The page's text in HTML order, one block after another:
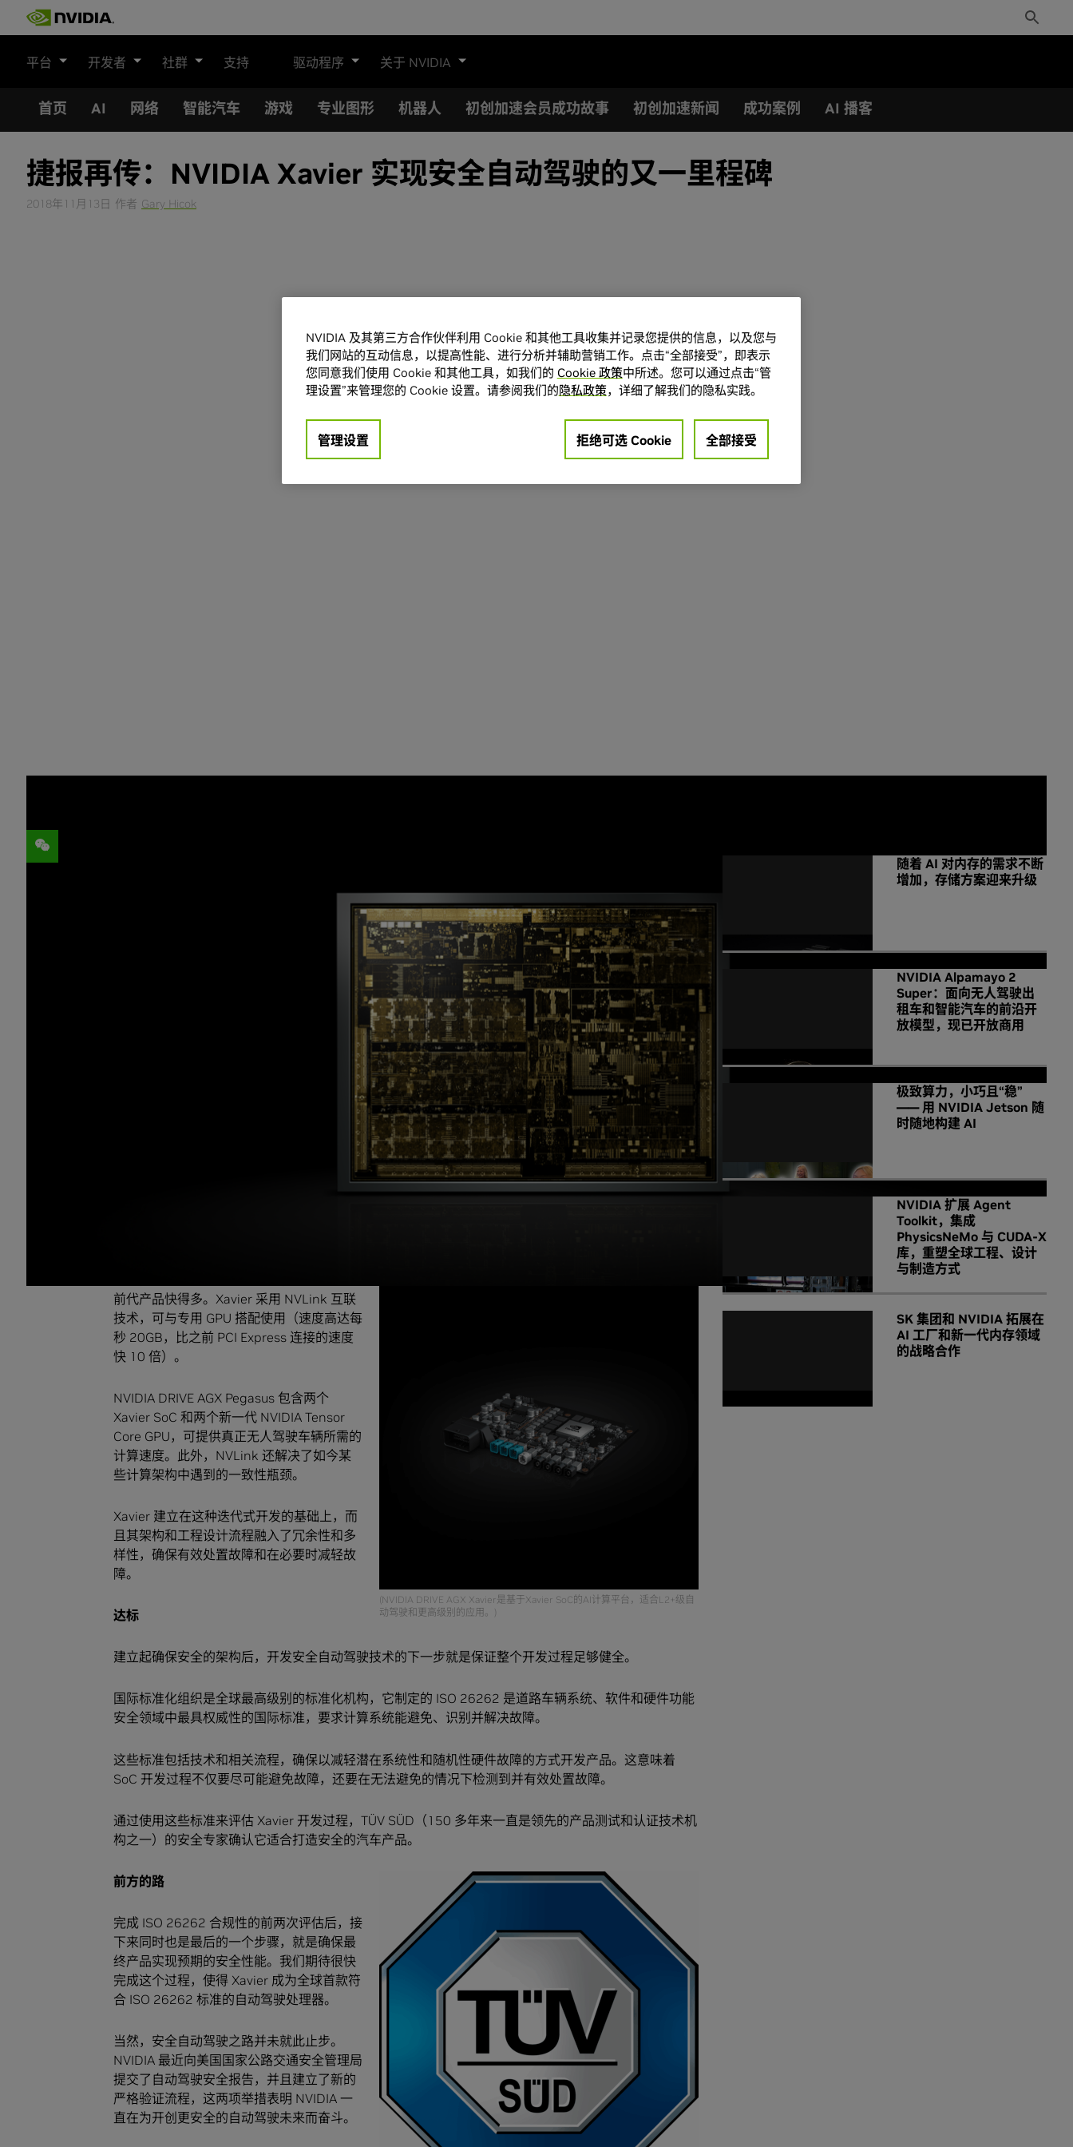
Toggle
Search
平台 开发者 社群 支持 驱动程序 关于 NVIDIA
首页 AI 网络 智能汽车 游戏 专业图形 机器人 初创加速会员成功故事 初创加速新闻 成功案例 AI 播客
捷报再传：NVIDIA Xavier 实现安全自动驾驶的又一里程碑
2018年11月13日 作者 Gary Hicok
正因如此，德国 TÜV SÜD 机构的全球安全专家对全球首款自动驾驶处理器 NVIDIA Xavier 系统级芯片
(SoC) 的开发过程进行了仔细评估，并批准可以使用它来打造安全的产品。
完成这一步后，只需再通过一次审批，Xavier 就能成为符合国际安全标准的超复杂 SoC。
NVIDIA 将 Xavier 的评估过程划分为三个步骤。4 月，TÜV SÜD 确认该处理器的安全架构适用于安全场
景。如今宣布的消息则表示已完成对 Xavier 开发过程的评估。
而最后一步，即评估 Xavier 的实施，很快就会开始。
打造业内超复杂的 SoC 并不是一蹴而就的事情。四年多来，NVIDIA 动用了 2,000 多位工程师并且在研
为了实现将自动驾驶功能从 L2+ 级高级驾驶员辅助提升到 L5 级无人驾驶出租车所需的性能水平，我们
(NVIDIA DRIVE AGX Xavier是基于Xavier SoC的AI计算平台，适合L2+级自
动驾驶和更高级别的应用。)
前代产品快得多。Xavier 采用 NVLink 互联
技术，可与专用 GPU 搭配使用（速度高达每
秒 20GB，比之前 PCI Express 连接的速度
快 10 倍）。
NVIDIA DRIVE AGX Pegasus 包含两个
Xavier SoC 和两个新一代 NVIDIA Tensor
Core GPU，可提供真正无人驾驶车辆所需的
计算速度。此外，NVLink 还解决了如今某
些计算架构中遇到的一致性瓶颈。
Xavier 建立在这种迭代式开发的基础上，而
且其架构和工程设计流程融入了冗余性和多
样性，确保有效处置故障和在必要时减轻故
障。
达标
建立起确保安全的架构后，开发安全自动驾驶技术的下一步就是保证整个开发过程足够健全。
国际标准化组织是全球最高级别的标准化机构，它制定的 ISO 26262 是道路车辆系统、软件和硬件功能
安全领域中最具权威性的国际标准，要求计算系统能避免、识别并解决故障。
这些标准包括技术和相关流程，确保以减轻潜在系统性和随机性硬件故障的方式开发产品。这意味着
SoC 开发过程不仅要尽可能避免故障，还要在无法避免的情况下检测到并有效处置故障。
通过使用这些标准来评估 Xavier 开发过程，TÜV SÜD（150 多年来一直是领先的产品测试和认证技术机
构之一）的安全专家确认它适合打造安全的汽车产品。
前方的路
完成 ISO 26262 合规性的前两次评估后，接
下来同时也是最后的一个步骤，就是确保最
终产品实现预期的安全性能。我们期待很快
完成这个过程，使得 Xavier 成为全球首款符
合 ISO 26262 标准的自动驾驶处理器。
当然，安全自动驾驶之路并未就此止步。
NVIDIA 最近向美国国家公路交通安全管理局
提交了自动驾驶安全报告，并且建立了新的
严格验证流程，这两项举措表明 NVIDIA 一
直在为开创更安全的自动驾驶未来而奋斗。
随着 AI 对内存的需求不断
增加，存储方案迎来升级
NVIDIA Alpamayo 2
Super：面向无人驾驶出
租车和智能汽车的前沿开
放模型，现已开放商用
极致算力，小巧且“稳”
—— 用 NVIDIA Jetson 随
时随地构建 AI
NVIDIA 扩展 Agent
Toolkit，集成
PhysicsNeMo 与 CUDA-X
库，重塑全球工程、设计
与制造方式
SK 集团和 NVIDIA 拓展在
AI 工厂和新一代内存领域
的战略合作
NVIDIA 及其第三方合作伙伴利用 Cookie 和其他工具收集并记录您提供的信息，以及您与
我们网站的互动信息，以提高性能、进行分析并辅助营销工作。点击“全部接受”，即表示
您同意我们使用 Cookie 和其他工具，如我们的 Cookie 政策中所述。您可以通过点击“管
理设置”来管理您的 Cookie 设置。请参阅我们的隐私政策，详细了解我们的隐私实践。
管理设置 拒绝可选 Cookie 全部接受